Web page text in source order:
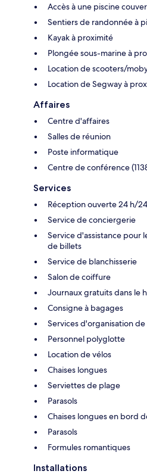
Accès à une piscine
Sentiers de randonnée à
Kayak à proximité
Plongée sous-marine à
Location de scooters/
Location de Segway à
Affaires
Centre d'affaires
Salles de réunion
Poste informatique
Centre de conférence
Services
Réception ouverte 24 h/24
Service de conciergerie
Service d'assistance pour
de billets
Service de blanchisserie
Salon de coiffure
Journaux gratuits dans le
Consigne à bagages
Services d'organisation de
Personnel polyglotte
Location de vélos
Chaises longues
Serviettes de plage
Parasols
Chaises longues en bord
Parasols
Formules romantiques
Installations